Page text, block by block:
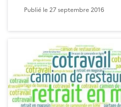
Publié le27 septembre 2016